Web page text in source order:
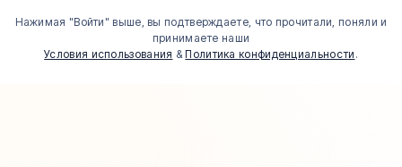
Нажимая "Войти" выше, вы подтверждаете, что прочитали, поняли и
принимаете наши
Условия использования & Политика конфиденциальности .